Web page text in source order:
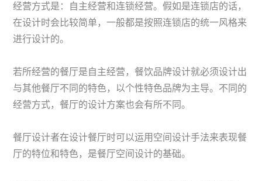
经营方式是：自主经营和连锁经营。假如是连锁店的话，
在设计时会比较简单，一般都是按照连锁店的统一风格来
进行设计的。
若所经营的餐厅是自主经营，餐饮品牌设计就必须设计出
与其他餐厅不同的特色，以个性特色品牌为主导。不同的
经营方式，餐厅的设计方案也会有所不同。
餐厅设计者在设计餐厅时可以运用空间设计手法来表现餐
厅的特位和特色，是餐厅空间设计的基础。